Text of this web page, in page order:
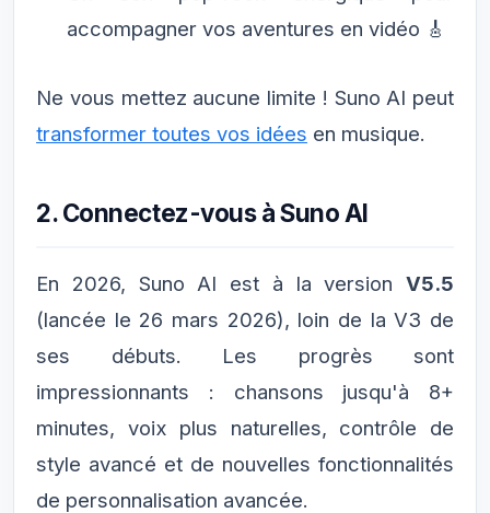
accompagner vos aventures en vidéo 🎸
Ne vous mettez aucune limite ! Suno AI peut
transformer toutes vos idées en musique.
2. Connectez-vous à Suno AI
En 2026, Suno AI est à la version V5.5
(lancée le 26 mars 2026), loin de la V3 de
ses débuts. Les progrès sont
impressionnants : chansons jusqu'à 8+
minutes, voix plus naturelles, contrôle de
style avancé et de nouvelles fonctionnalités
de personnalisation avancée.